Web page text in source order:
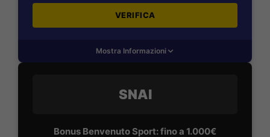
VERIFICA
Mostra Informazioni
SNAI
Bonus Benvenuto Sport: fino a 1.000€